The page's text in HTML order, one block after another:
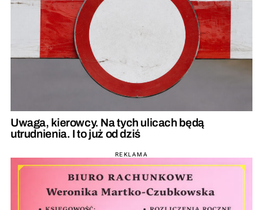
Uwaga, kierowcy. Na tych ulicach będą
utrudnienia. I to już od dziś
REKLAMA